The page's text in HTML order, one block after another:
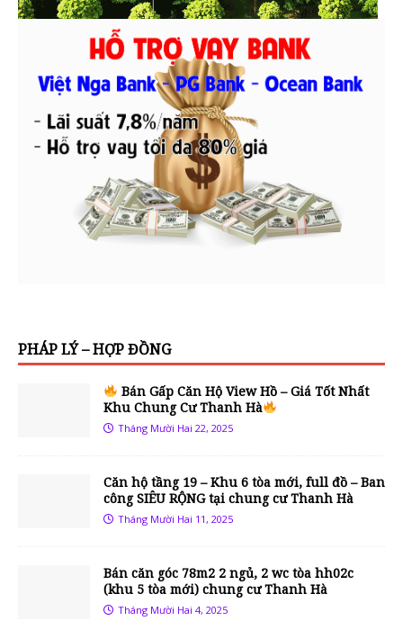
PHÁP LÝ – HỢP ĐỒNG
Bán Gấp Căn Hộ View Hồ – Giá Tốt Nhất
Khu Chung Cư Thanh Hà
Tháng Mười Hai 22, 2025
Căn hộ tầng 19 – Khu 6 tòa mới, full đồ – Ban
công SIÊU RỘNG tại chung cư Thanh Hà
Tháng Mười Hai 11, 2025
Bán căn góc 78m2 2 ngủ, 2 wc tòa hh02c
(khu 5 tòa mới) chung cư Thanh Hà
Tháng Mười Hai 4, 2025